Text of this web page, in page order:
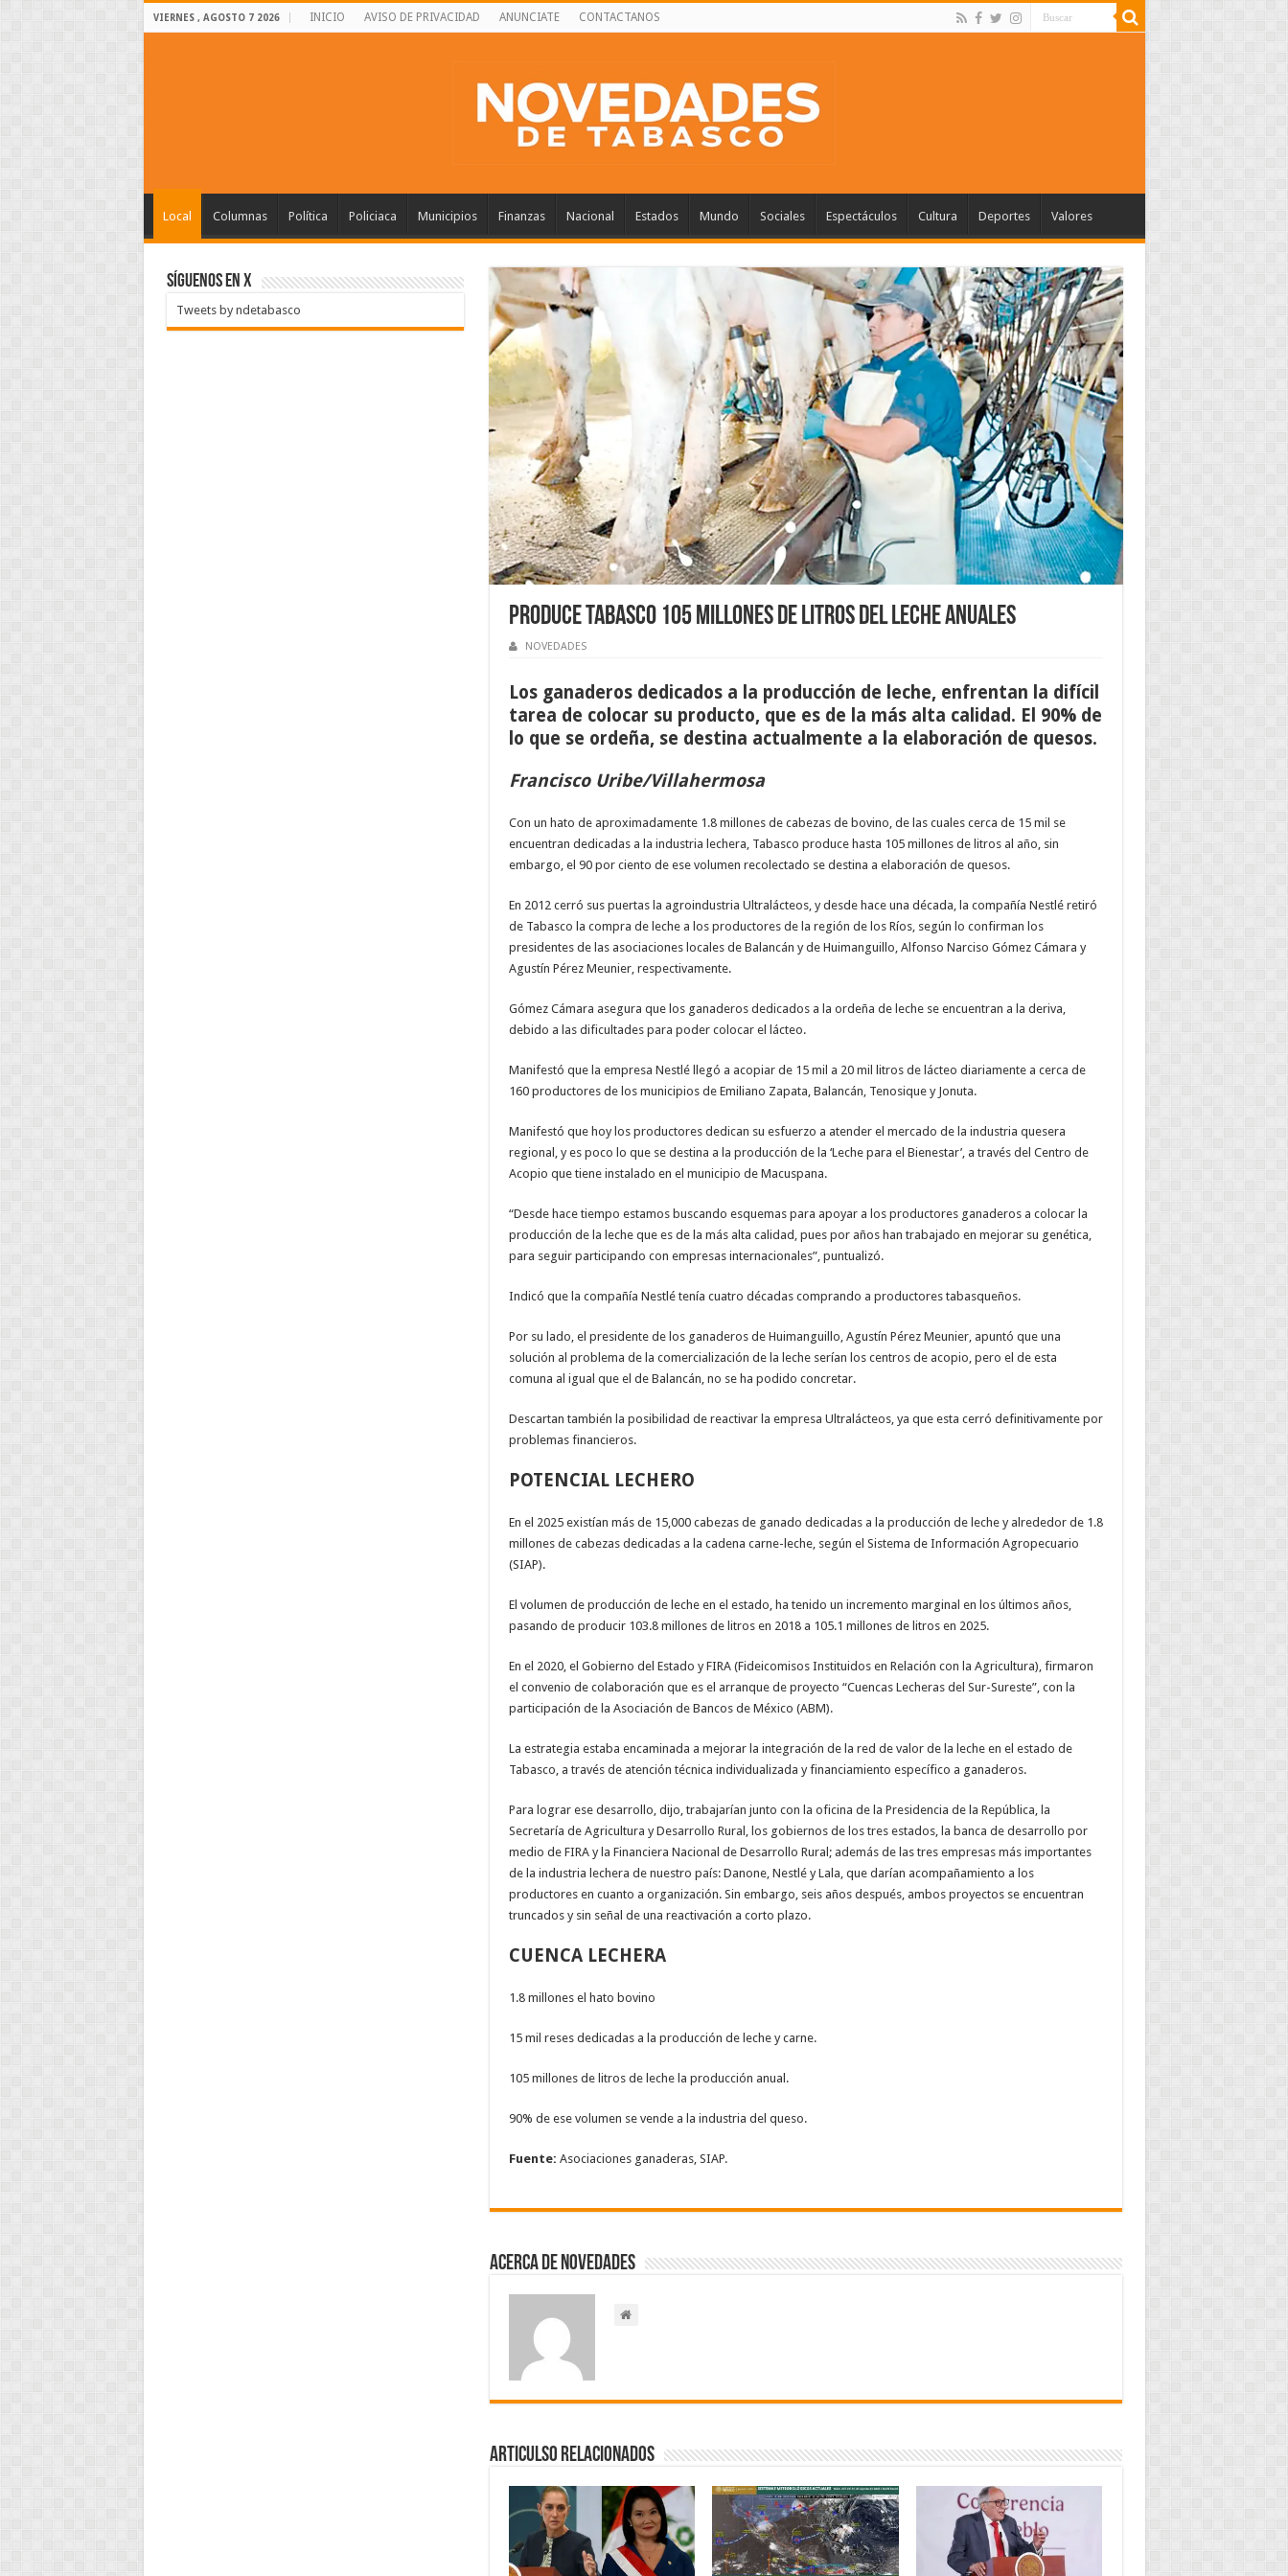
VIERNES , AGOSTO 7 2026 INICIO AVISO DE PRIVACIDAD ANUNCIATE CONTACTANOS
Local Columnas Política Policiaca Municipios Finanzas Nacional Estados Mundo Sociales Espectáculos Cultura Deportes Valores
Produce Tabasco 105 millones de litros del leche anuales
NOVEDADES
Los ganaderos dedicados a la producción de leche, enfrentan la difícil
tarea de colocar su producto, que es de la más alta calidad. El 90% de
lo que se ordeña, se destina actualmente a la elaboración de quesos.
Francisco Uribe/Villahermosa
Con un hato de aproximadamente 1.8 millones de cabezas de bovino, de las cuales cerca de 15 mil se
encuentran dedicadas a la industria lechera, Tabasco produce hasta 105 millones de litros al año, sin
embargo, el 90 por ciento de ese volumen recolectado se destina a elaboración de quesos.
En 2012 cerró sus puertas la agroindustria Ultralácteos, y desde hace una década, la compañía Nestlé retiró
de Tabasco la compra de leche a los productores de la región de los Ríos, según lo confirman los
presidentes de las asociaciones locales de Balancán y de Huimanguillo, Alfonso Narciso Gómez Cámara y
Agustín Pérez Meunier, respectivamente.
Gómez Cámara asegura que los ganaderos dedicados a la ordeña de leche se encuentran a la deriva,
debido a las dificultades para poder colocar el lácteo.
Manifestó que la empresa Nestlé llegó a acopiar de 15 mil a 20 mil litros de lácteo diariamente a cerca de
160 productores de los municipios de Emiliano Zapata, Balancán, Tenosique y Jonuta.
Manifestó que hoy los productores dedican su esfuerzo a atender el mercado de la industria quesera
regional, y es poco lo que se destina a la producción de la ‘Leche para el Bienestar’, a través del Centro de
Acopio que tiene instalado en el municipio de Macuspana.
“Desde hace tiempo estamos buscando esquemas para apoyar a los productores ganaderos a colocar la
producción de la leche que es de la más alta calidad, pues por años han trabajado en mejorar su genética,
para seguir participando con empresas internacionales”, puntualizó.
Indicó que la compañía Nestlé tenía cuatro décadas comprando a productores tabasqueños.
Por su lado, el presidente de los ganaderos de Huimanguillo, Agustín Pérez Meunier, apuntó que una
solución al problema de la comercialización de la leche serían los centros de acopio, pero el de esta
comuna al igual que el de Balancán, no se ha podido concretar.
Descartan también la posibilidad de reactivar la empresa Ultralácteos, ya que esta cerró definitivamente por
problemas financieros.
POTENCIAL LECHERO
En el 2025 existían más de 15,000 cabezas de ganado dedicadas a la producción de leche y alrededor de 1.8
millones de cabezas dedicadas a la cadena carne-leche, según el Sistema de Información Agropecuario
(SIAP).
El volumen de producción de leche en el estado, ha tenido un incremento marginal en los últimos años,
pasando de producir 103.8 millones de litros en 2018 a 105.1 millones de litros en 2025.
En el 2020, el Gobierno del Estado y FIRA (Fideicomisos Instituidos en Relación con la Agricultura), firmaron
el convenio de colaboración que es el arranque de proyecto “Cuencas Lecheras del Sur-Sureste”, con la
participación de la Asociación de Bancos de México (ABM).
La estrategia estaba encaminada a mejorar la integración de la red de valor de la leche en el estado de
Tabasco, a través de atención técnica individualizada y financiamiento específico a ganaderos.
Para lograr ese desarrollo, dijo, trabajarían junto con la oficina de la Presidencia de la República, la
Secretaría de Agricultura y Desarrollo Rural, los gobiernos de los tres estados, la banca de desarrollo por
medio de FIRA y la Financiera Nacional de Desarrollo Rural; además de las tres empresas más importantes
de la industria lechera de nuestro país: Danone, Nestlé y Lala, que darían acompañamiento a los
productores en cuanto a organización. Sin embargo, seis años después, ambos proyectos se encuentran
truncados y sin señal de una reactivación a corto plazo.
CUENCA LECHERA
1.8 millones el hato bovino
15 mil reses dedicadas a la producción de leche y carne.
105 millones de litros de leche la producción anual.
90% de ese volumen se vende a la industria del queso.
Fuente: Asociaciones ganaderas, SIAP.
Acerca de NOVEDADES
Articulso Relacionados
SÍGUENOS EN X
Tweets by ndetabasco